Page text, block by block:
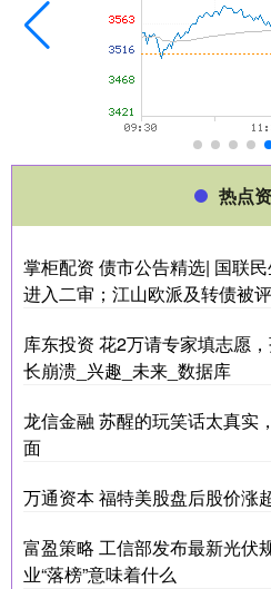
热点
掌柜配资 债市公告精选| 国联
进入二审；江山欧派及转债被
库东投资 花2万请专家填志愿
长崩溃_兴趣_未来_数据库
龙信金融 苏醒的玩笑话太真实
面
万通资本 福特美股盘后股价涨
富盈策略 工信部发布最新光伏
业“落榜”意味着什么